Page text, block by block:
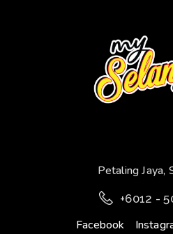
Petaling Jaya,
+6012 -
Facebook